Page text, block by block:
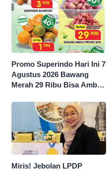
Promo Superindo Hari Ini 7
Agustus 2026 Bawang
Merah 29 Ribu Bisa Ambil
50 Persen
Miris! Jebolan LPDP